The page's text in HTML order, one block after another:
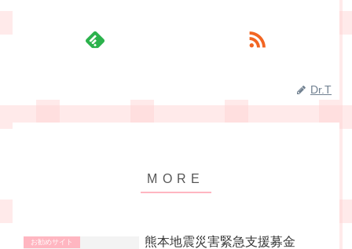
Dr.T
お勧めサイト 熊本地震災害緊急支援募金